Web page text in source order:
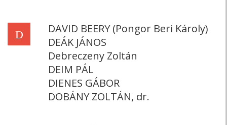
D
DAVID BEERY (Pongor Beri Károly)
DEÁK JÁNOS
Debreczeny Zoltán
DEIM PÁL
DIENES GÁBOR
DOBÁNY ZOLTÁN, dr.